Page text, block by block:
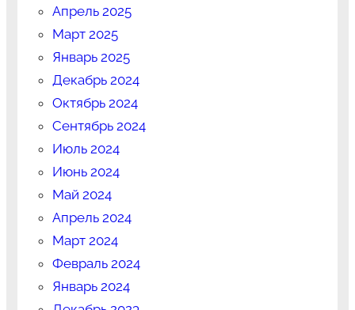
Апрель 2025
Март 2025
Январь 2025
Декабрь 2024
Октябрь 2024
Сентябрь 2024
Июль 2024
Июнь 2024
Май 2024
Апрель 2024
Март 2024
Февраль 2024
Январь 2024